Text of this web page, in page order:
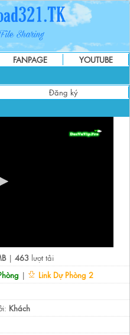
FANPAGE
YOUTUBE
Đăng ký
| 463 lượt tải
|
Link Dự Phòng 2
Khách